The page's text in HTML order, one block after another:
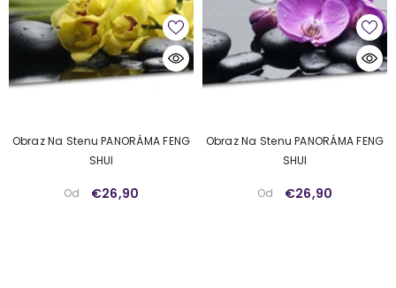
Obraz Na Stenu PANORÁMA FENG
SHUI
Od €26,90
Obraz Na Stenu PANORÁMA FENG
SHUI
Od €26,90